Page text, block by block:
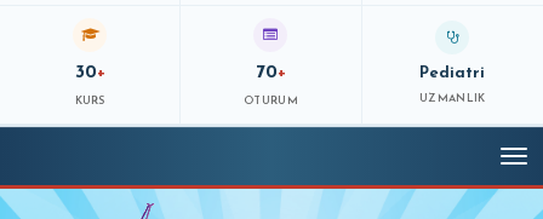
30+
KURS
70+
OTURUM
Pediatri
UZMANLIK